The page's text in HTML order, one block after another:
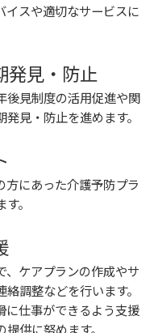
イスや適切なサービスに
発見・防止
後見制度の活用促進や関
見・防止を進めます。
にあった介護予防プラ
。
、ケアプランの作成やサ
調整などを行います。
に仕事ができるよう支援
供に努めます。